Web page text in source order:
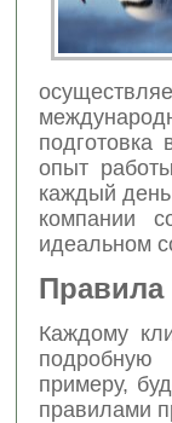
подготовка
опыт
каждый
компании
идеальном
Правила
Каждому
примеру,
правилами